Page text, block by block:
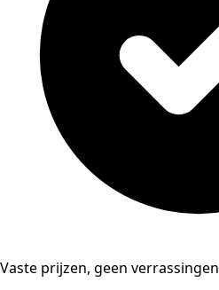
Vaste prijzen, geen verrassingen